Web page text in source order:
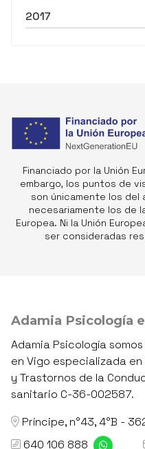
2017
Financiado por la Unión
embargo, los puntos de
son únicamente los del
necesariamente los de
Europea. Ni la Unión
ser consideradas
Adamia Psicología
Adamia Psicología
en Vigo especializada
y Trastornos de la
sanitario C-36-002587.
Príncipe, n°43, 4°B -
640 106 888